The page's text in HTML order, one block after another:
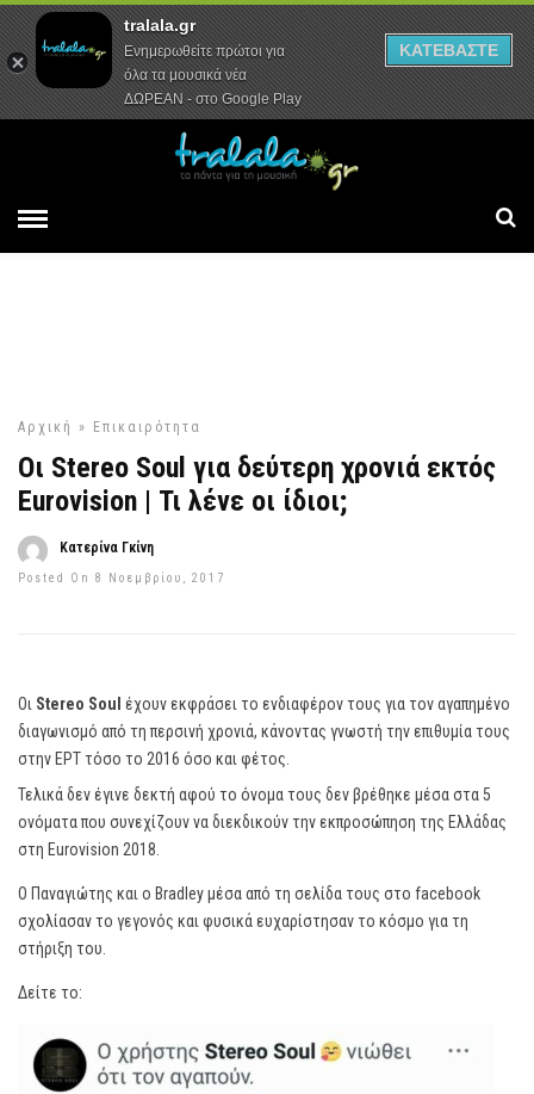
Αρχική Συνεντεύξεις Ρεπορτάζ
Αρχική » Επικαιρότητα
Οι Stereo Soul για δεύτερη χρονιά εκτός
Eurovision | Τι λένε οι ίδιοι;
Κατερίνα Γκίνη
Posted On 8 Νοεμβρίου, 2017
Οι Stereo Soul έχουν εκφράσει το ενδιαφέρον τους για τον αγαπημένο
διαγωνισμό από τη περσινή χρονιά, κάνοντας γνωστή την επιθυμία τους
στην ΕΡΤ τόσο το 2016 όσο και φέτος.
Τελικά δεν έγινε δεκτή αφού το όνομα τους δεν βρέθηκε μέσα στα 5
ονόματα που συνεχίζουν να διεκδικούν την εκπροσώπηση της Ελλάδας
στη Eurovision 2018.
Ο Παναγιώτης και ο Bradley μέσα από τη σελίδα τους στο facebook
σχολίασαν το γεγονός και φυσικά ευχαρίστησαν το κόσμο για τη
στήριξη του.
Δείτε το:
tralala.gr
Ενημερωθείτε πρώτοι για
όλα τα μουσικά νέα
ΔΩΡΕΑΝ - στο Google Play
ΚΑΤΕΒΑΣΤΕ